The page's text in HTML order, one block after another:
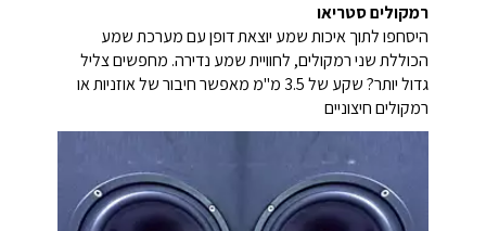
רמקולים סטריאו
היסחפו לתוך איכות שמע יוצאת דופן עם מערכת שמע
הכוללת שני רמקולים, לחוויית שמע נדירה. מחפשים צליל
גדול יותר? שקע של 3.5 מ"מ מאפשר חיבור של אוזניות או
רמקולים חיצוניים